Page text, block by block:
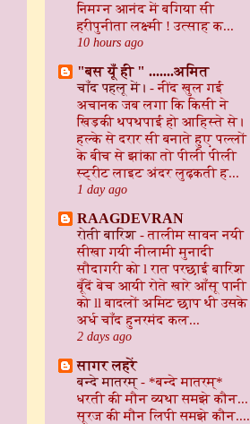
निमग्न आनंद में बगिया सी
हरीपुनीता लक्ष्मी ! उत्साह क...
10 hours ago
"बस यूँ ही " .......अमित
चाँद पहलू में। -नींद खुल गई
अचानक जब लगा कि किसी ने
खिड़की थपथपाई हो आहिस्ते से।
हल्के से दरार सी बनाते हुए पल्लों
के बीच से झांका तो पीली पीली
स्ट्रीट लाइट अंदर लुढ़कती ह...
1 day ago
RAAGDEVRAN
रोती बारिश-तालीम सावन नयी
सीखा गयी नीलामी मुनादी
सौदागरी को l रात परछाई बारिश
बूँदें बेच आयी रोते खारे आँसू पानी
को ll बादलों अमिट छाप थी उसके
अर्ध चाँद हुनरमंद कल...
2 days ago
सागर लहरें
बन्दे मातरम्- *बन्दे मातरम्*
धरती की मौन व्यथा समझे कौन...
सूरज की मौन लिपी समझे कौन....